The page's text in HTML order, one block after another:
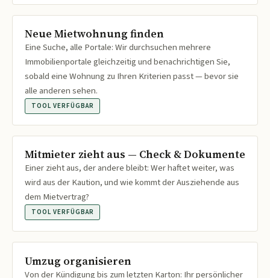
Neue Mietwohnung finden
Eine Suche, alle Portale: Wir durchsuchen mehrere
Immobilienportale gleichzeitig und benachrichtigen Sie,
sobald eine Wohnung zu Ihren Kriterien passt — bevor sie
alle anderen sehen.
TOOL VERFÜGBAR
Mitmieter zieht aus — Check & Dokumente
Einer zieht aus, der andere bleibt: Wer haftet weiter, was
wird aus der Kaution, und wie kommt der Ausziehende aus
dem Mietvertrag?
TOOL VERFÜGBAR
Umzug organisieren
Von der Kündigung bis zum letzten Karton: Ihr persönlicher